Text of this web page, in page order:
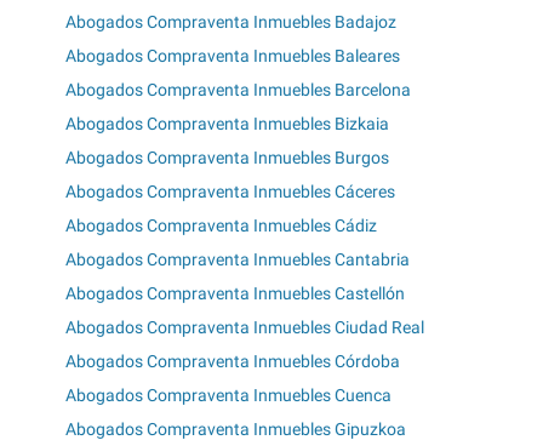
Abogados Compraventa Inmuebles Badajoz
Abogados Compraventa Inmuebles Baleares
Abogados Compraventa Inmuebles Barcelona
Abogados Compraventa Inmuebles Bizkaia
Abogados Compraventa Inmuebles Burgos
Abogados Compraventa Inmuebles Cáceres
Abogados Compraventa Inmuebles Cádiz
Abogados Compraventa Inmuebles Cantabria
Abogados Compraventa Inmuebles Castellón
Abogados Compraventa Inmuebles Ciudad Real
Abogados Compraventa Inmuebles Córdoba
Abogados Compraventa Inmuebles Cuenca
Abogados Compraventa Inmuebles Gipuzkoa